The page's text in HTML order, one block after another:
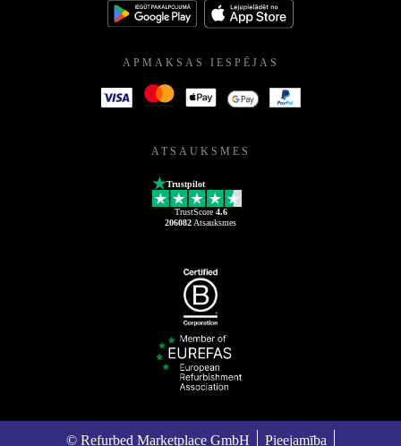
APMAKSAS IESPĒJAS
ATSAUKSMES
Trustpilot
TrustScore 4.6
206082 Atsauksmes
© Refurbed Marketplace GmbH Pieejamība